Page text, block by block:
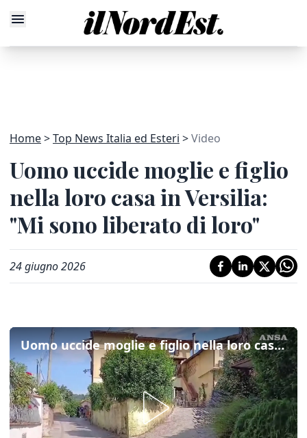
Home Top News Italia ed Esteri Video
Uomo uccide moglie e figlio
nella loro casa in Versilia:
"Mi sono liberato di loro"
24 giugno 2026
Uomo uccide moglie e figlio nella loro casa in Versilia: "Mi sono liberato di loro"